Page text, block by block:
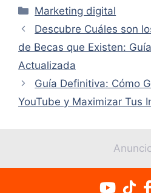
Categorías
Marketing digital
Descubre Cuáles son
de Becas que Existen:
Actualizada
Guía Definitiva: Cómo
YouTube y Maximizar Tus